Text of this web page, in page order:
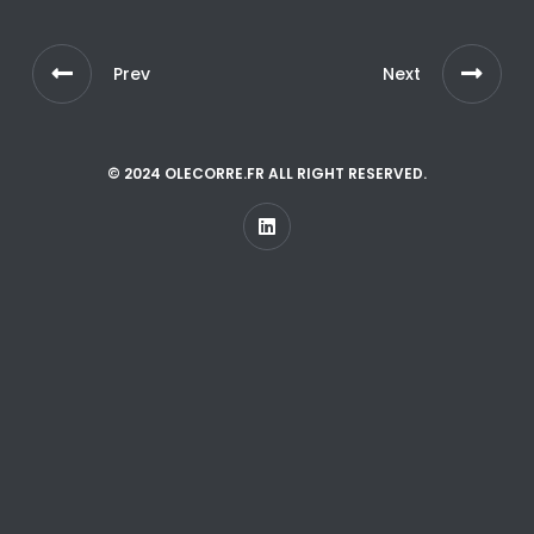
Prev Next
© 2024 OLECORRE.FR ALL RIGHT RESERVED.